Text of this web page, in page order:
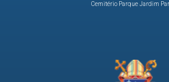
Cemitério Parque Jardim